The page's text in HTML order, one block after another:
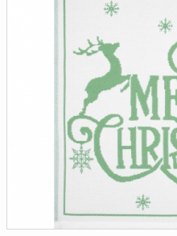
Оплата и доставка
Как оформить заказ
Как нас найти
Написать нам
Доверенность на
получение груза
Документы по работе с
персональными данными
Письмо руководителю
Вопросы и ответы